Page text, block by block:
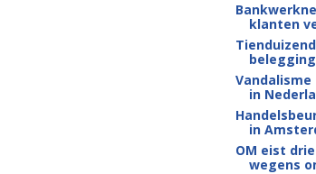
klanten
in
in
OM eist
wegens